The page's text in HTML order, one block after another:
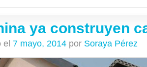
ya construyen
7 mayo, 2014 por Soraya Pérez